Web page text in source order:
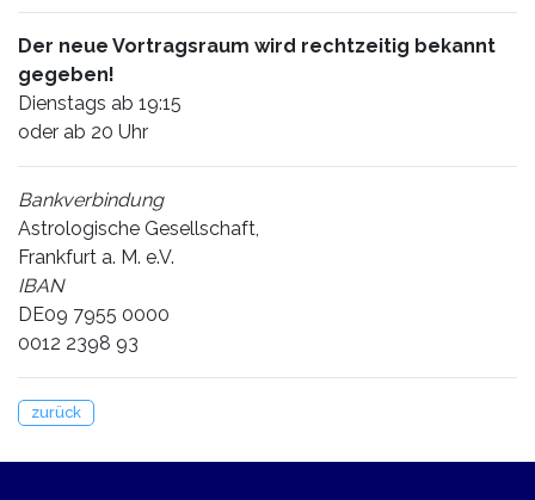
Der neue Vortragsraum wird rechtzeitig bekannt
gegeben!
Dienstags ab 19:15
oder ab 20 Uhr
Bankverbindung
Astrologische Gesellschaft,
Frankfurt a. M. e.V.
IBAN
DE09 7955 0000
0012 2398 93
zurück